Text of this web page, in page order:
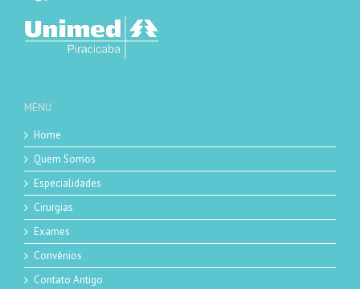
MENU
Home
Quem Somos
Especialidades
Cirurgias
Exames
Convênios
Contato Antigo